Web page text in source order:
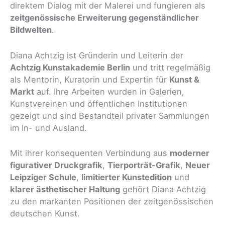
direktem Dialog mit der Malerei und fungieren als
zeitgenössische Erweiterung gegenständlicher
Bildwelten.
Diana Achtzig ist Gründerin und Leiterin der
Achtzig Kunstakademie Berlin und tritt regelmäßig
als Mentorin, Kuratorin und Expertin für Kunst &
Markt auf. Ihre Arbeiten wurden in Galerien,
Kunstvereinen und öffentlichen Institutionen
gezeigt und sind Bestandteil privater Sammlungen
im In- und Ausland.
Mit ihrer konsequenten Verbindung aus moderner
figurativer Druckgrafik, Tierporträt-Grafik, Neuer
Leipziger Schule, limitierter Kunstedition und
klarer ästhetischer Haltung gehört Diana Achtzig
zu den markanten Positionen der zeitgenössischen
deutschen Kunst.